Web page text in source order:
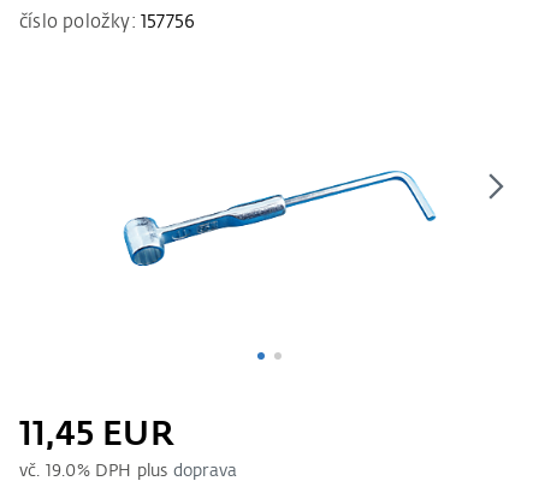
číslo položky: 157756
11,45 EUR
vč. 19.0% DPH plus doprava